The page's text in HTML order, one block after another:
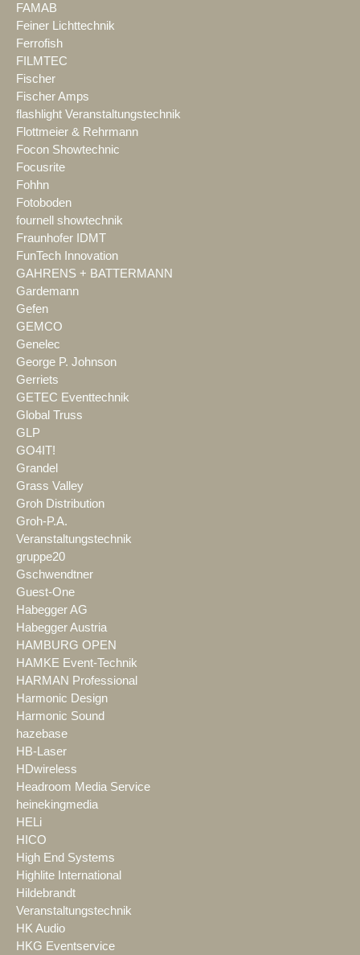
FAMAB
Feiner Lichttechnik
Ferrofish
FILMTEC
Fischer
Fischer Amps
flashlight Veranstaltungstechnik
Flottmeier & Rehrmann
Focon Showtechnic
Focusrite
Fohhn
Fotoboden
fournell showtechnik
Fraunhofer IDMT
FunTech Innovation
GAHRENS + BATTERMANN
Gardemann
Gefen
GEMCO
Genelec
George P. Johnson
Gerriets
GETEC Eventtechnik
Global Truss
GLP
GO4IT!
Grandel
Grass Valley
Groh Distribution
Groh-P.A.
Veranstaltungstechnik
gruppe20
Gschwendtner
Guest-One
Habegger AG
Habegger Austria
HAMBURG OPEN
HAMKE Event-Technik
HARMAN Professional
Harmonic Design
Harmonic Sound
hazebase
HB-Laser
HDwireless
Headroom Media Service
heinekingmedia
HELi
HICO
High End Systems
Highlite International
Hildebrandt
Veranstaltungstechnik
HK Audio
HKG Eventservice